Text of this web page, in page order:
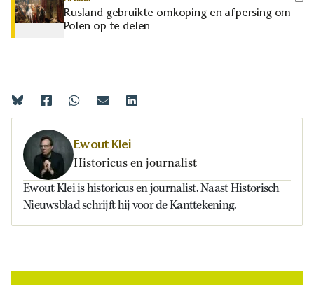
Rusland gebruikte omkoping en afpersing om
Polen op te delen
Ewout Klei
Historicus en journalist
Ewout Klei is historicus en journalist. Naast Historisch
Nieuwsblad schrijft hij voor de Kanttekening.